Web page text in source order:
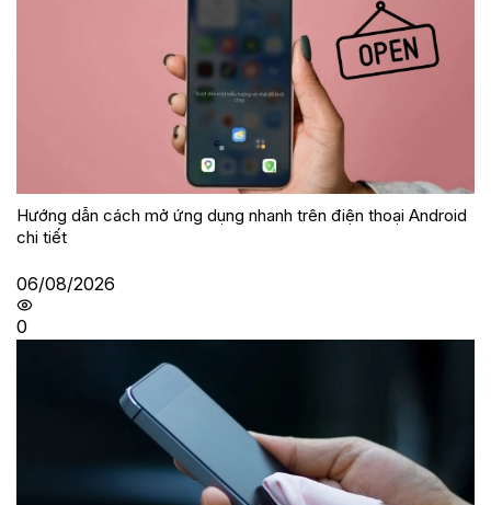
Hướng dẫn cách mở ứng dụng nhanh trên điện thoại Android
chi tiết
06/08/2026
0